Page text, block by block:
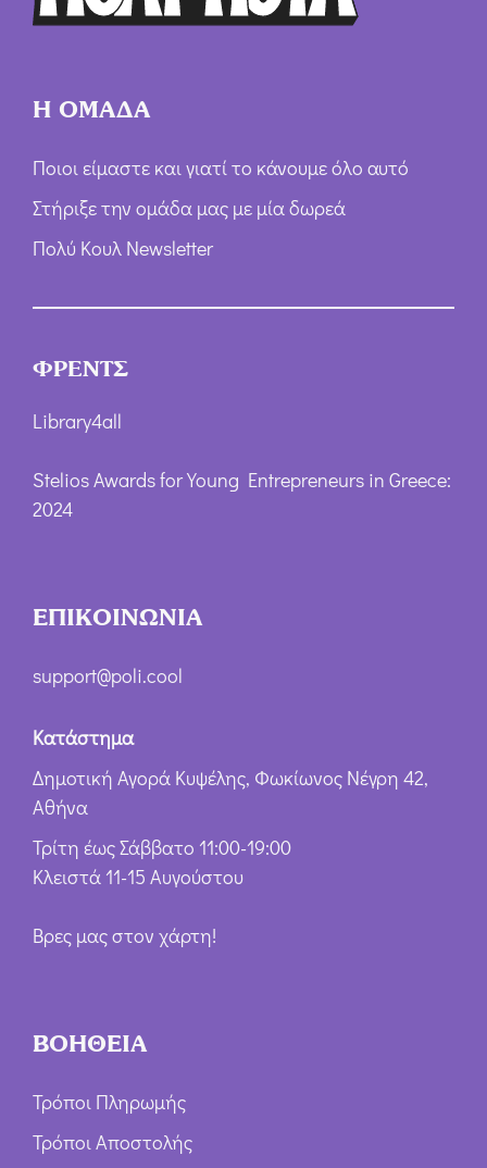
Η ΟΜΑΔΑ
Ποιοι είμαστε και γιατί το κάνουμε όλο αυτό
Στήριξε την ομάδα μας με μία δωρεά
Πολύ Κουλ Newsletter
ΦΡΕΝΤΣ
Library4all
Stelios Awards for Young Entrepreneurs in Greece:
2024
ΕΠΙΚΟΙΝΩΝΙΑ
support@poli.cool
Κατάστημα
Δημοτική Αγορά Κυψέλης, Φωκίωνος Νέγρη 42,
Αθήνα
Τρίτη έως Σάββατο 11:00-19:00
Κλειστά 11-15 Αυγούστου
Βρες μας στον χάρτη!
ΒΟΗΘΕΙΑ
Τρόποι Πληρωμής
Τρόποι Αποστολής